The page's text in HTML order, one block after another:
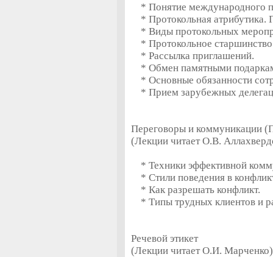
* Понятие международного
* Протокольная атрибутика.
* Виды протокольных
* Протокольное
* Рассылка приглашений.
* Обмен памятными
* Основные обязанности
* Прием зарубежных
Переговоры и коммуникации
(Лекции читает О.В.
* Техники эффективной
* Стили поведения в
* Как разрешать конфликт.
* Типы трудных клиентов и
Речевой этикет
(Лекции читает О.И. Марченко)